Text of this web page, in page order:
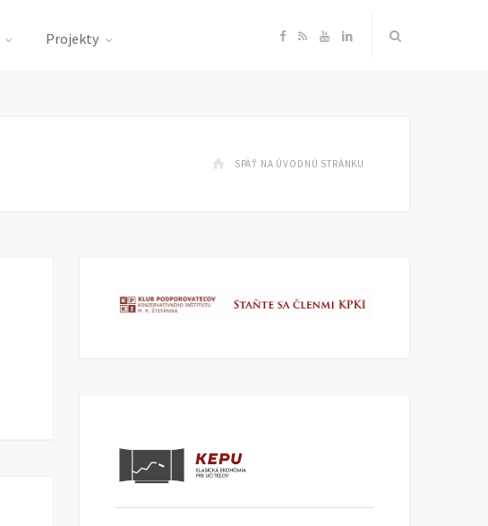
Projekty F
e
o
R Y
T
e
L
k
I
SPÄŤ NA ÚVODNÚ STRÁNKU